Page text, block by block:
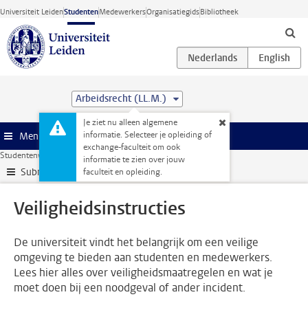
Ga direct naar de inhoud
Universiteit LeidenStudentenMedewerkersOrganisatiegidsBibliotheek
Arbeidsrecht (LL.M.)
Je ziet nu alleen algemene
informatie. Selecteer je opleiding of
exchange-faculteit om ook
informatie te zien over jouw
faculteit en opleiding.
Menu
Studentenwebsite Je opleiding Veiligheidsinstructies
Submenu
Veiligheidsinstructies
De universiteit vindt het belangrijk om een veilige
omgeving te bieden aan studenten en medewerkers.
Lees hier alles over veiligheidsmaatregelen en wat je
moet doen bij een noodgeval of ander incident.